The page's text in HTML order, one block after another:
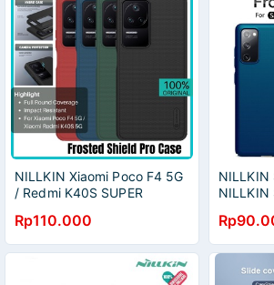
NILLKIN Xiaomi Poco F4 5G
/ Redmi K40S SUPER
Rp110.000
NILLKIN
NILLKIN